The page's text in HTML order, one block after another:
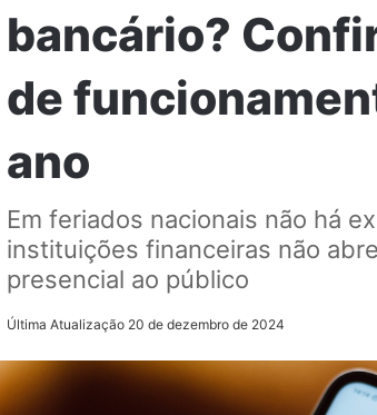
bancário?
de
ano
Em feriados nacionais não há
instituições financeiras não
presencial ao público
Última Atualização 20 de dezembro de 2024